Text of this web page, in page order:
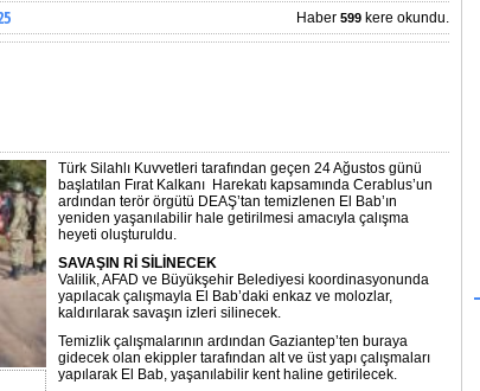
Haber 599 kere okundu.
Türk Silahlı Kuvvetleri tarafından geçen 24 Ağustos günü
başlatılan Fırat Kalkanı Harekatı kapsamında Cerablus’un
ardından terör örgütü DEAŞ’tan temizlenen El Bab’ın
yeniden yaşanılabilir hale getirilmesi amacıyla çalışma
heyeti oluşturuldu.
SAVAŞIN Rİ SİLİNECEK
Valilik, AFAD ve Büyükşehir Belediyesi koordinasyonunda
yapılacak çalışmayla El Bab’daki enkaz ve molozlar,
kaldırılarak savaşın izleri silinecek.
Temizlik çalışmalarının ardından Gaziantep’ten buraya
gidecek olan ekippler tarafından alt ve üst yapı çalışmaları
yapılarak El Bab, yaşanılabilir kent haline getirilecek.